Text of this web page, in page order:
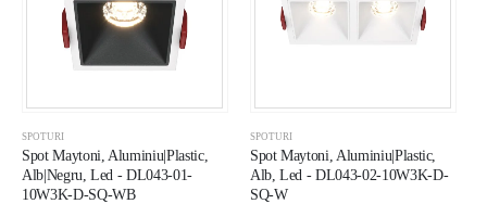
SPOTURI
Spot Maytoni, Aluminiu|Plastic,
Alb|Negru, Led - DL043-01-
10W3K-D-SQ-WB
SPOTURI
Spot Maytoni, Aluminiu|Plastic,
Alb, Led - DL043-02-10W3K-D-
SQ-W